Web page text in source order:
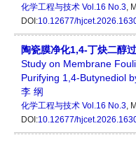
化学工程与技术 Vol.16 No.3,
DOI:10.12677/
陶瓷膜净化1,4-丁炔二醇
Study on Membrane
Purifying 1,4-Butynediol
李 纲
化学工程与技术 Vol.16 No.3,
DOI:10.12677/